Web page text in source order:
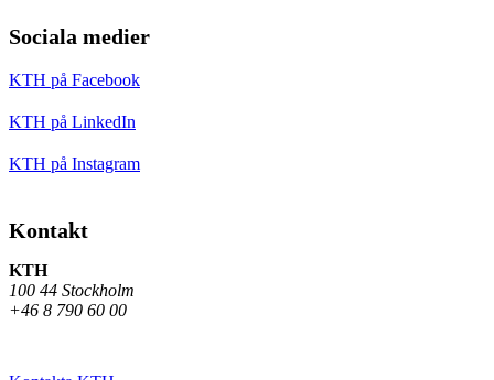
Sociala medier
KTH på Facebook
KTH på LinkedIn
KTH på Instagram
Kontakt
KTH
100 44 Stockholm
+46 8 790 60 00